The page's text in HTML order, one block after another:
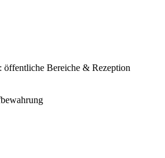
öffentliche Bereiche & Rezeption